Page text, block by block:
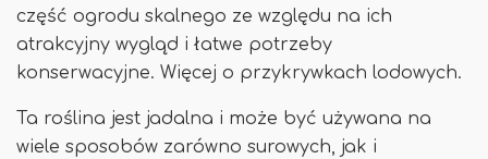
część ogrodu skalnego ze względu na ich
atrakcyjny wygląd i łatwe potrzeby
konserwacyjne. Więcej o przykrywkach lodowych.
Ta roślina jest jadalna i może być używana na
wiele sposobów zarówno surowych, jak i